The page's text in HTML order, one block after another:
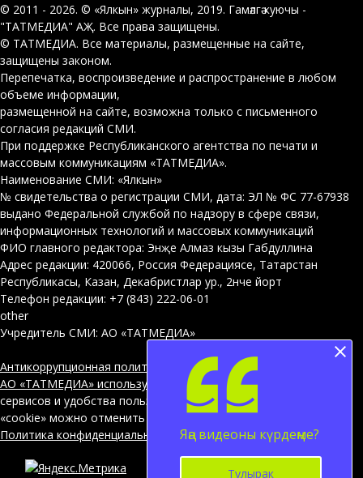
© 2011 - 2026. © «Ялкын» журналы, 2019. Гамәлгә куючы -
"ТАТМЕДИА" АҖ. Все права защищены.
© ТАТМЕДИА. Все материалы, размещенные на сайте,
защищены законом.
Перепечатка, воспроизведение и распространение в любом
объеме информации,
размещенной на сайте, возможна только с письменного
согласия редакций СМИ.
При поддержке Республиканского агентства по печати и
массовым коммуникациям «ТАТМЕДИА».
Наименование СМИ: «Ялкын»
№ свидетельства о регистрации СМИ, дата: ЭЛ № ФС 77-67938
выдано Федеральной службой по надзору в сфере связи,
информационных технологий и массовых коммуникаций
ФИО главного редактора: Энҗе Алмаз кызы Габдуллина
Адрес редакции: 420066, Россия Федерациясе, Татарстан
Республикасы, Казан, Декабристлар ур., 2нче йорт
Телефон редакции: +7 (843) 222-06-01
other
Учредитель СМИ: АО «ТАТМЕДИА»
Антикоррупционная политика
АО «ТАТМЕДИА» использует «cookie»для персонализации
сервисов и удобства пользователей сайтом. Использование
«cookie» можно отменить в настройках браузера.
Политика конфиденциальности
12+
Яңа видеоны күрдеңме?
Тулырак